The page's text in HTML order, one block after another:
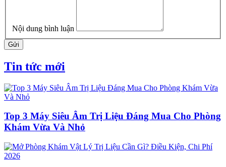
Nội dung bình luận
Gửi
Tin tức mới
Top 3 Máy Siêu Âm Trị Liệu Đáng Mua Cho Phòng
Khám Vừa Và Nhỏ